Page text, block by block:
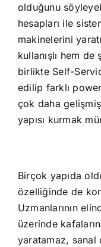
olduğunu
hesapları ile
makinelerini
kullanışlı hem
birlikte Self-
edilip farklı
çok daha
yapısı kurmak
Birçok yapıda
özelliğinde de
Uzmanlarının
üzerinde
yaratamaz, sanal